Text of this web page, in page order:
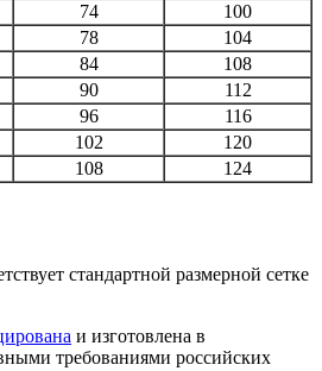
74
100
78
104
84
108
90
112
96
116
102
120
108 124
стандартной размерной сетке
и изготовлена в
требованиями российских